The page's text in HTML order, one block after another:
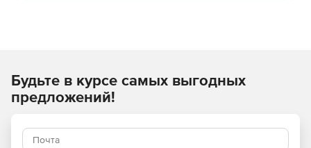
хранилище с ускоренной флэш-памятью, надежную
обработку серверов и высокоскоростные сети с
проверенными технологиями предотвращения угроз,
резервированием для копирования, безопасности,
Будьте в курсе самых выгодных
предложений!